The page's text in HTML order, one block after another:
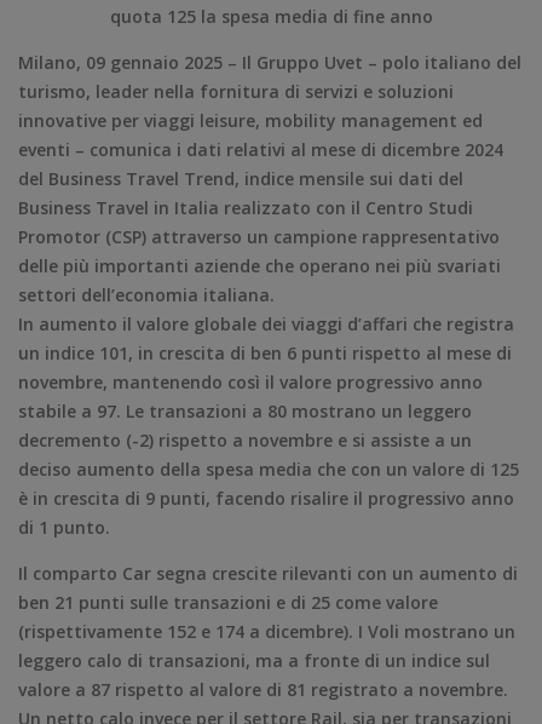
quota 125 la spesa media di fine anno
Milano, 09 gennaio 2025 – Il Gruppo Uvet – polo italiano del
turismo, leader nella fornitura di servizi e soluzioni
innovative per viaggi leisure, mobility management ed
eventi – comunica i dati relativi al mese di dicembre 2024
del Business Travel Trend, indice mensile sui dati del
Business Travel in Italia realizzato con il Centro Studi
Promotor (CSP) attraverso un campione rappresentativo
delle più importanti aziende che operano nei più svariati
settori dell’economia italiana.
In aumento il valore globale dei viaggi d’affari che registra
un indice 101, in crescita di ben 6 punti rispetto al mese di
novembre, mantenendo così il valore progressivo anno
stabile a 97. Le transazioni a 80 mostrano un leggero
decremento (-2) rispetto a novembre e si assiste a un
deciso aumento della spesa media che con un valore di 125
è in crescita di 9 punti, facendo risalire il progressivo anno
di 1 punto.
Il comparto Car segna crescite rilevanti con un aumento di
ben 21 punti sulle transazioni e di 25 come valore
(rispettivamente 152 e 174 a dicembre). I Voli mostrano un
leggero calo di transazioni, ma a fronte di un indice sul
valore a 87 rispetto al valore di 81 registrato a novembre.
Un netto calo invece per il settore Rail, sia per transazioni